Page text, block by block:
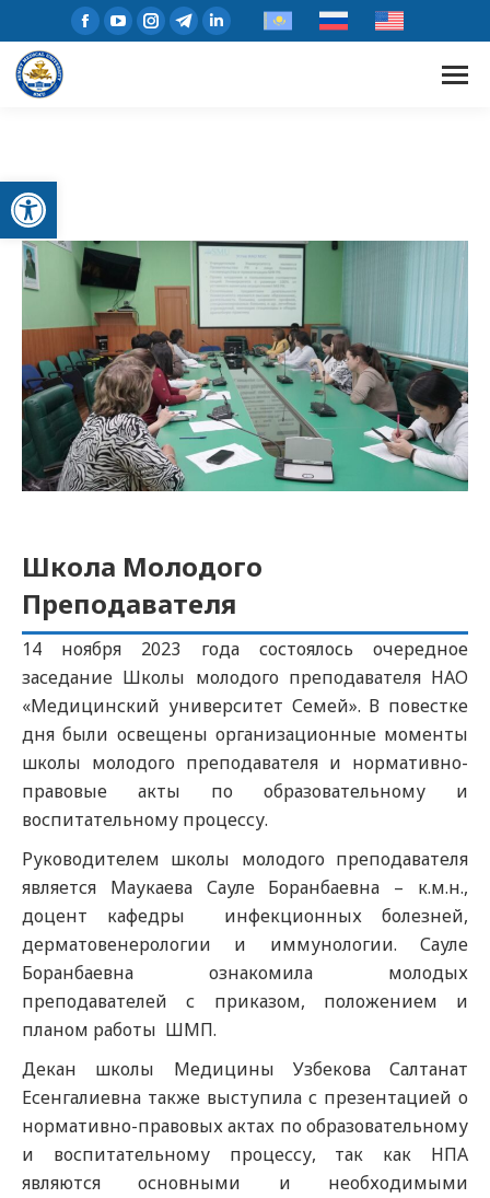
Открыть панель инструментов
Школа Молодого
Преподавателя
14 ноября 2023 года состоялось очередное
заседание Школы молодого преподавателя НАО
«Медицинский университет Семей». В повестке
дня были освещены организационные моменты
школы молодого преподавателя и нормативно-
правовые акты по образовательному и
воспитательному процессу.
Руководителем школы молодого преподавателя
является Маукаева Сауле Боранбаевна – к.м.н.,
доцент кафедры инфекционных болезней,
дерматовенерологии и иммунологии. Сауле
Боранбаевна ознакомила молодых
преподавателей с приказом, положением и
планом работы ШМП.
Декан школы Медицины Узбекова Салтанат
Есенгалиевна также выступила с презентацией о
нормативно-правовых актах по образовательному
и воспитательному процессу, так как НПА
являются основными и необходимыми